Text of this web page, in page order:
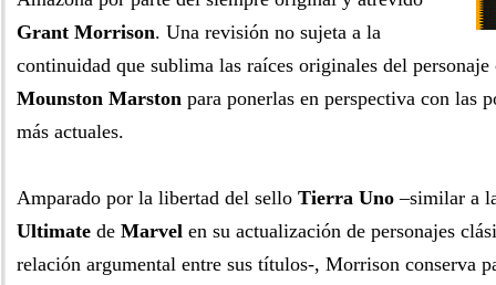
Grant Morrison. Una revisión no sujeta a la
continuidad que sublima las raíces originales del
Mounston Marston para ponerlas en perspectiva con las
más actuales.
Amparado por la libertad del sello Tierra Uno –similar a
Ultimate de Marvel en su actualización de personajes
relación argumental entre sus títulos-, Morrison conserva